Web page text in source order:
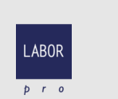
contenuto